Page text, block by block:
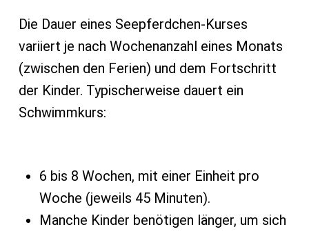
Die Dauer eines Seepferdchen-Kurses
variiert je nach Wochenanzahl eines Monats
(zwischen den Ferien) und dem Fortschritt
der Kinder. Typischerweise dauert ein
Schwimmkurs:
6 bis 8 Wochen, mit einer Einheit pro
Woche (jeweils 45 Minuten).
Manche Kinder benötigen länger, um sich